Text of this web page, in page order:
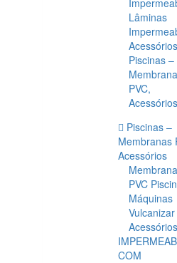
Lâminas
Acessórios
Piscinas –
PVC,
Acessórios
Piscinas –
Membranas
Acessórios
PVC
Máquinas
Vulcanizar
Acessórios
COM